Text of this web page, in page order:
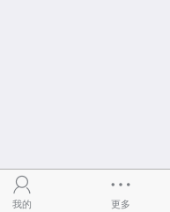
我的 更多